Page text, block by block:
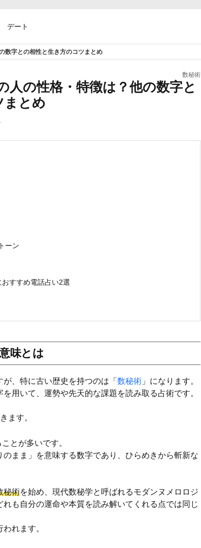
デート
数字との相性と生き方のコツまとめ
数秘術
人の性格・特徴は？他の数字と
まとめ
ーン
すすめ電話占い2選
味とは
、特に古い歴史を持つのは「 数秘術 」になります。
用いて、運勢や先天的な課題を読み取る占術です。
ます。
とが多いです。
のまま」を意味する数字であり、ひらめきから斬新な
秘術を始め、現代数秘学と呼ばれるモダンヌメロロジ
も自分の運命や本質を読み解いてくれる点では同じ
れます。